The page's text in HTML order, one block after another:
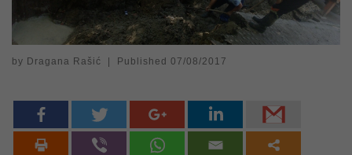
by Dragana Rašić Published 07/08/2017